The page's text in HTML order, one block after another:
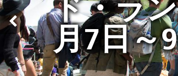
ド・ラ
月7日～
日から
されます
移動し
て市を
する